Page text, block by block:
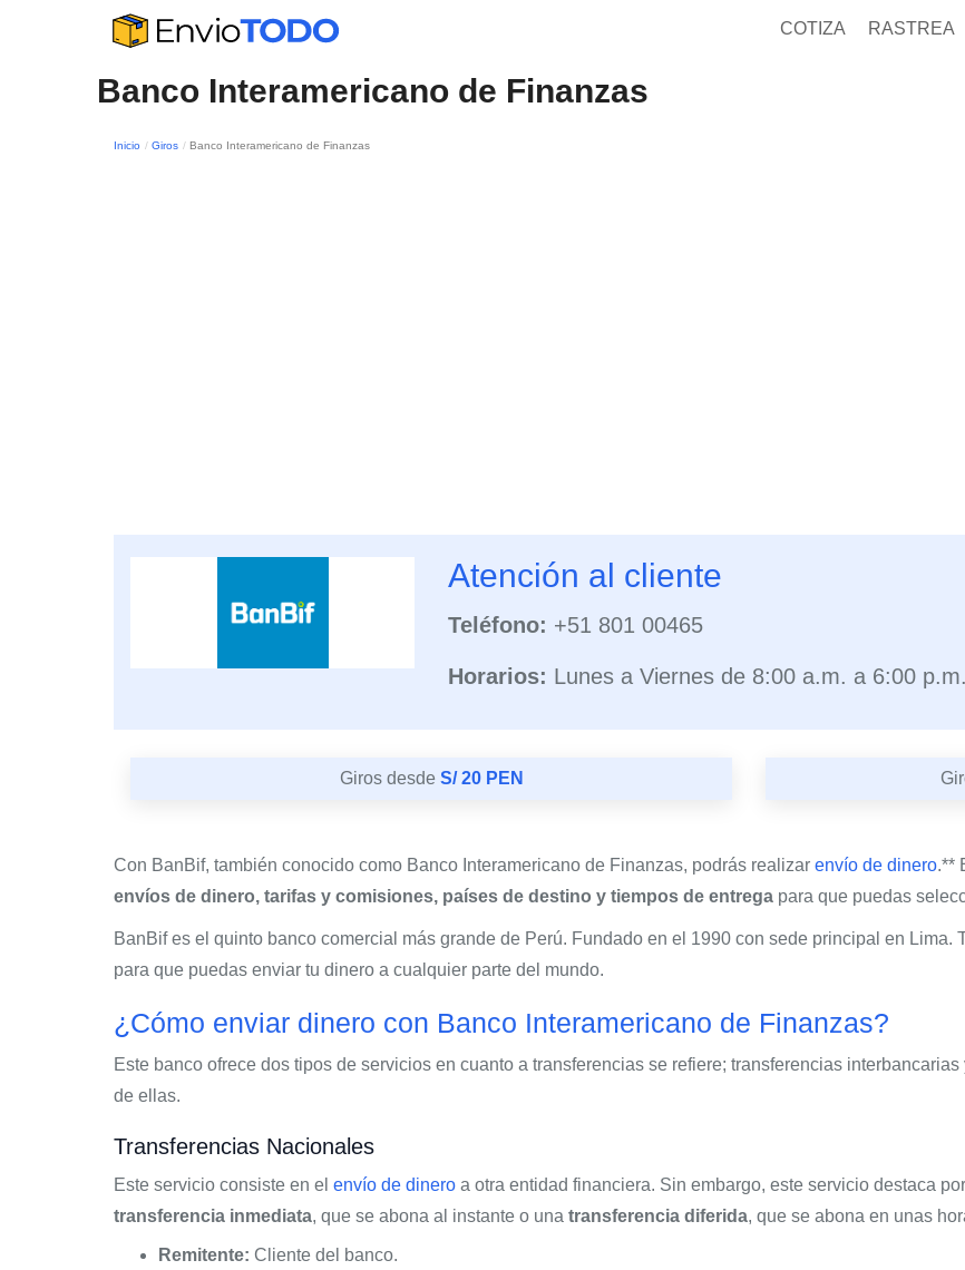
COTIZA RASTREA
Banco Interamericano de Finanzas
Inicio Giros Banco Interamericano de Finanzas
Atención al cliente
Teléfono: +51 801 00465
Horarios: Lunes a Viernes de 8:00 a.m. a 6:00 p.m.
Giros desde S/ 20 PEN
Con BanBif, también conocido como Banco Interamericano de Finanzas, podrás realizar envío de dinero.**
envíos de dinero, tarifas y comisiones, países de destino y tiempos de entrega para que puedas
BanBif es el quinto banco comercial más grande de Perú. Fundado en el 1990 con sede principal en Lima.
para que puedas enviar tu dinero a cualquier parte del mundo.
¿Cómo enviar dinero con Banco Interamericano de Finanzas?
Este banco ofrece dos tipos de servicios en cuanto a transferencias se refiere; transferencias
de ellas.
Transferencias Nacionales
Este servicio consiste en el envío de dinero a otra entidad financiera. Sin embargo, este servicio destaca
transferencia inmediata, que se abona al instante o una transferencia diferida, que se abona en unas
Remitente: Cliente del banco.